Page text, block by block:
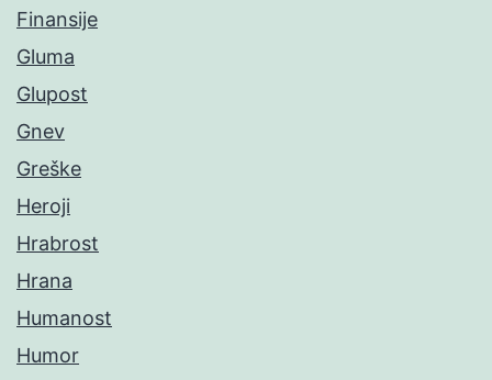
Finansije
Gluma
Glupost
Gnev
Greške
Heroji
Hrabrost
Hrana
Humanost
Humor